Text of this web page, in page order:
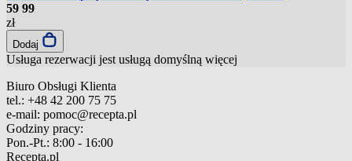
59 99
zł
Dodaj
Usługa rezerwacji jest usługą domyślną więcej
Biuro Obsługi Klienta
tel.: +48 42 200 75 75
e-mail: pomoc@recepta.pl
Godziny pracy:
Pon.-Pt.: 8:00 - 16:00
Recepta.pl